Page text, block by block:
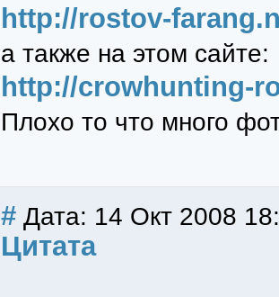
http://rostov-
а также на этом сайте:
http://crowhunting-
Плохо то что много
# Дата: 14 Окт 2008
Цитата